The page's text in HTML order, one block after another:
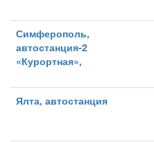
Симферополь,
автостанция-2
«Курортная»,
Ялта, автостанция